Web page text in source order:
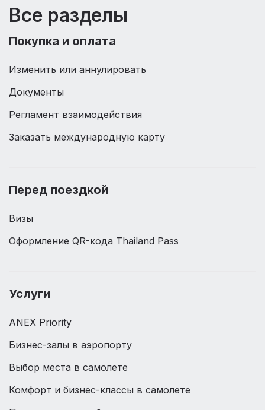
Все разделы
Покупка и оплата
Изменить или аннулировать
Документы
Регламент взаимодействия
Заказать международную карту
Перед поездкой
Визы
Оформление QR-кода Thailand Pass
Услуги
ANEX Priority
Бизнес-залы в аэропорту
Выбор места в самолете
Комфорт и бизнес-классы в самолете